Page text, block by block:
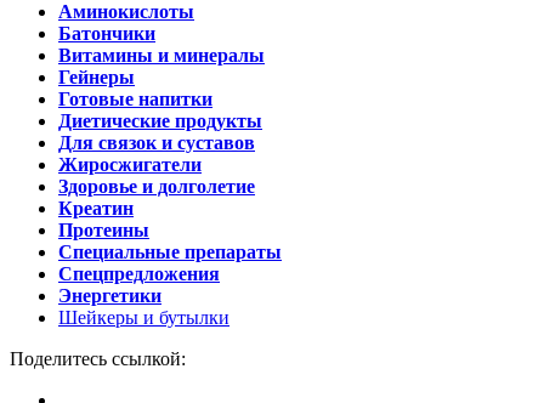
Аминокислоты
Батончики
Витамины и минералы
Гейнеры
Готовые напитки
Диетические продукты
Для связок и суставов
Жиросжигатели
Здоровье и долголетие
Креатин
Протеины
Специальные препараты
Спецпредложения
Энергетики
Шейкеры и бутылки
Поделитесь ссылкой: